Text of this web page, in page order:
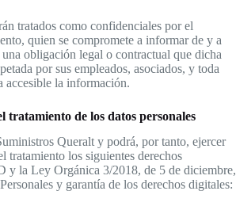
tratados como confidenciales por el
quien se compromete a informar de y a
obligación legal o contractual que dicha
por sus empleados, asociados, y toda
accesible la información.
tratamiento de los datos personales
Queralt y podrá, por tanto, ejercer
tratamiento los siguientes derechos
y la Ley Orgánica 3/2018, de 5 de diciembre,
y garantía de los derechos digitales: